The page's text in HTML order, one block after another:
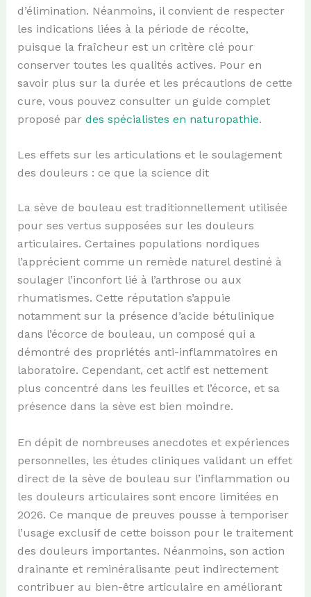
d’élimination. Néanmoins, il convient de respecter
les indications liées à la période de récolte,
puisque la fraîcheur est un critère clé pour
conserver toutes les qualités actives. Pour en
savoir plus sur la durée et les précautions de cette
cure, vous pouvez consulter un guide complet
proposé par des spécialistes en naturopathie.
Les effets sur les articulations et le soulagement
des douleurs : ce que la science dit
La sève de bouleau est traditionnellement utilisée
pour ses vertus supposées sur les douleurs
articulaires. Certaines populations nordiques
l’apprécient comme un remède naturel destiné à
soulager l’inconfort lié à l’arthrose ou aux
rhumatismes. Cette réputation s’appuie
notamment sur la présence d’acide bétulinique
dans l’écorce de bouleau, un composé qui a
démontré des propriétés anti-inflammatoires en
laboratoire. Cependant, cet actif est nettement
plus concentré dans les feuilles et l’écorce, et sa
présence dans la sève est bien moindre.
En dépit de nombreuses anecdotes et expériences
personnelles, les études cliniques validant un effet
direct de la sève de bouleau sur l’inflammation ou
les douleurs articulaires sont encore limitées en
2026. Ce manque de preuves pousse à temporiser
l’usage exclusif de cette boisson pour le traitement
des douleurs importantes. Néanmoins, son action
drainante et reminéralisante peut indirectement
contribuer au bien-être articulaire en améliorant